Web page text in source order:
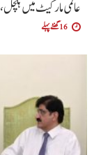
عالمی مارکیٹ میں
16 گھنٹے پہلے